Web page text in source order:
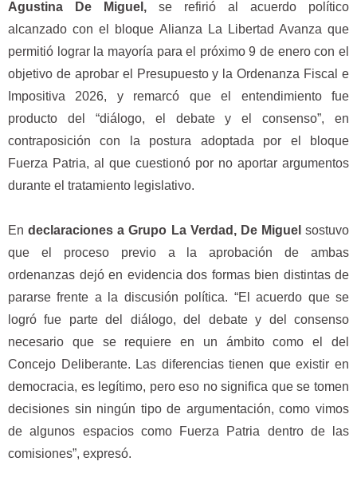
Agustina De Miguel, se refirió al acuerdo político
alcanzado con el bloque Alianza La Libertad Avanza que
permitió lograr la mayoría para el próximo 9 de enero con el
objetivo de aprobar el Presupuesto y la Ordenanza Fiscal e
Impositiva 2026, y remarcó que el entendimiento fue
producto del “diálogo, el debate y el consenso”, en
contraposición con la postura adoptada por el bloque
Fuerza Patria, al que cuestionó por no aportar argumentos
durante el tratamiento legislativo.
Endeclaraciones a Grupo La Verdad, De Miguel sostuvo
que el proceso previo a la aprobación de ambas
ordenanzas dejó en evidencia dos formas bien distintas de
pararse frente a la discusión política. “El acuerdo que se
logró fue parte del diálogo, del debate y del consenso
necesario que se requiere en un ámbito como el del
Concejo Deliberante. Las diferencias tienen que existir en
democracia, es legítimo, pero eso no significa que se tomen
decisiones sin ningún tipo de argumentación, como vimos
de algunos espacios como Fuerza Patria dentro de las
comisiones”, expresó.